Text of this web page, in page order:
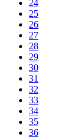
24
25
26
27
28
29
30
31
32
33
34
35
36